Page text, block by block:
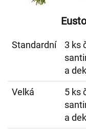
Standardní
3 ks
a
Velká
5 ks
a